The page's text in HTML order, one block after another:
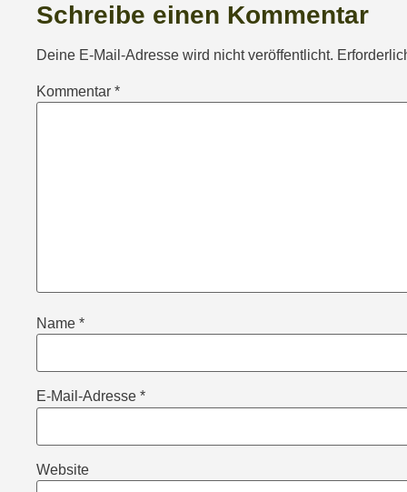
Schreibe einen Kommentar
Deine E-Mail-Adresse wird nicht veröffentlicht.
Kommentar *
Name *
E-Mail-Adresse *
Website